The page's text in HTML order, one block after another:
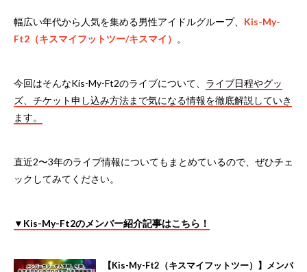
幅広い年代から人気を集める男性アイドルグループ、 Kis-My-
Ft2（キスマイフットツー/キスマイ） 。
今回はそんなKis-My-Ft2のライブについて、 ライブ日程やグッ
ズ、チケット申し込み方法まで気になる情報を徹底解説していき
ます。
直近2〜3年のライブ情報についてもまとめているので、ぜひチェ
ックしてみてください。
▼Kis-My-Ft2のメンバー紹介記事はこちら！
【Kis-My-Ft2（キスマイフットツー）】メンバ